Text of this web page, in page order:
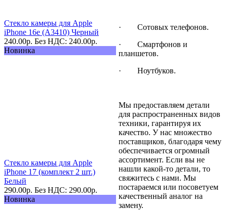
Стекло камеры для Apple
iPhone 16e (A3410) Черный
240.00р. Без НДС: 240.00р.
Новинка
Стекло камеры для Apple
iPhone 17 (комплект 2 шт.)
Белый
290.00р. Без НДС: 290.00р.
Новинка
· Сотовых телефонов.
· Смартфонов и
планшетов.
· Ноутбуков.
Мы предоставляем детали
для распространенных видов
техники, гарантируя их
качество. У нас множество
поставщиков, благодаря чему
обеспечивается огромный
ассортимент. Если вы не
нашли какой-то детали, то
свяжитесь с нами. Мы
постараемся или посоветуем
качественный аналог на
замену.